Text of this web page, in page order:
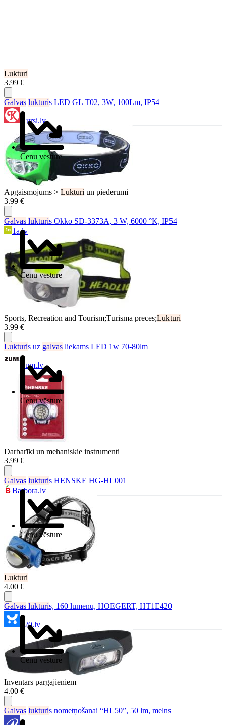
Lukturi
3.99 €
Cenu vēsture
Galvas lukturis LED GL T02, 3W, 100Lm, IP54
Kursi.lv
Apgaismojums > Lukturi un piederumi
3.99 €
Cenu vēsture
Galvas lukturis Okko SD-3373A, 3 W, 6000 °K, IP54
1a.lv
Sports, Recreation and Tourism;Tūrisma preces;Lukturi
3.99 €
Cenu vēsture
Lukturis uz galvas liekams LED 1w 70-80lm
Zum.lv
Darbarīki un mehaniskie instrumenti
3.99 €
Cenu vēsture
Galvas lukturis HENSKE HG-HL001
Barbora.lv
Lukturi
4.00 €
Cenu vēsture
Galvas lukturis, 160 lūmenu, HOEGERT, HT1E420
220.lv
Inventārs pārgājieniem
4.00 €
Galvas lukturis nometņošanai “HL50”, 50 lm, melns